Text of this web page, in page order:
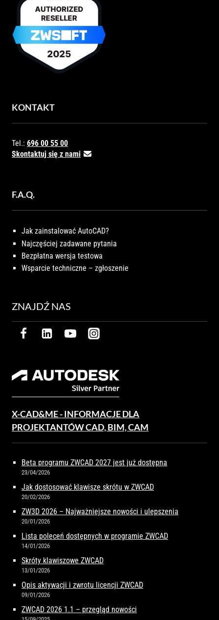
KONTAKT
Tel.: 696 00 55 00
Skontaktuj się z nami
F.A.Q.
Jak zainstalować AutoCAD?
Najczęściej zadawane pytania
Bezpłatna wersja testowa
Wsparcie techniczne – zgłoszenie
ZNAJDŹ NAS
X-CAD&ME - INFORMACJE DLA
PROJEKTANTÓW CAD, BIM, CAM
Beta programu ZWCAD 2027 jest już dostępna
23/04/2026
Jak dostosować klawisze skrótu w ZWCAD
20/02/2026
ZW3D 2026 – Najważniejsze nowości i ulepszenia
20/01/2026
Lista poleceń dostępnych w programie ZWCAD
14/01/2026
Skróty klawiszowe ZWCAD
13/01/2026
Opis aktywacji i zwrotu licencji ZWCAD
09/01/2026
ZWCAD 2026 1.1 – przegląd nowości